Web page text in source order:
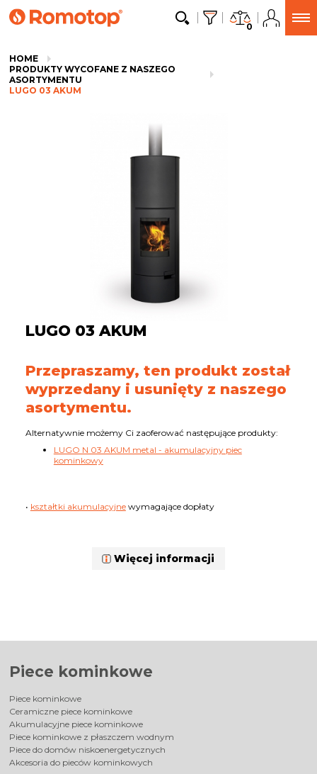
0
HOME
PRODUKTY WYCOFANE Z NASZEGO
ASORTYMENTU
LUGO 03 AKUM
LUGO 03 AKUM
Przepraszamy, ten produkt został
wyprzedany i usunięty z naszego
asortymentu.
Alternatywnie możemy Ci zaoferować następujące produkty:
LUGO N 03 AKUM metal - akumulacyjny piec
kominkowy
• kształtki akumulacyjnewymagające dopłaty
Więcej informacji
Piece kominkowe
Piece kominkowe
Ceramiczne piece kominkowe
Akumulacyjne piece kominkowe
Piece kominkowe z płaszczem wodnym
Piece do domów niskoenergetycznych
Akcesoria do pieców kominkowych